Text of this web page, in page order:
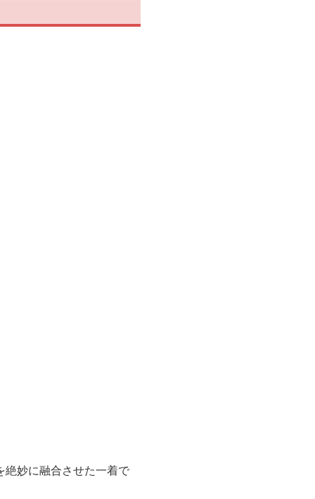
絶妙に融合させた一着で